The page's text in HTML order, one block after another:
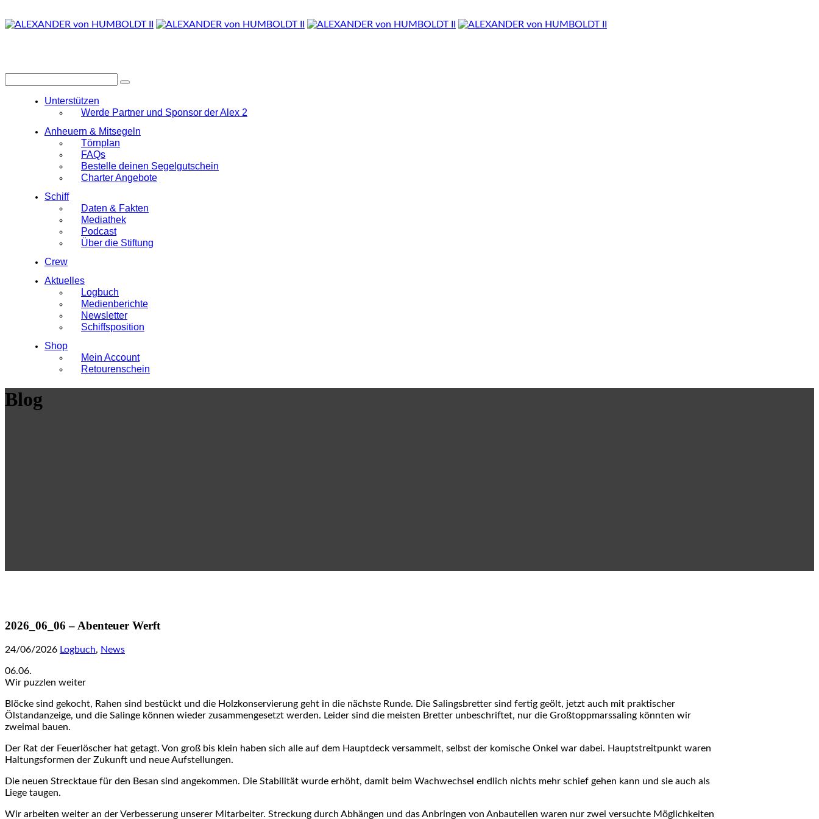
Unterstützen
Werde Partner und Sponsor der Alex 2
Anheuern & Mitsegeln
Törnplan
FAQs
Bestelle deinen Segelgutschein
Charter Angebote
Schiff
Daten & Fakten
Mediathek
Podcast
Über die Stiftung
Crew
Aktuelles
Logbuch
Medienberichte
Newsletter
Schiffsposition
Shop
Mein Account
Retourenschein
Blog
2026_06_06 – Abenteuer Werft
24/06/2026 Logbuch, News
06.06.
Wir puzzlen weiter
Blöcke sind gekocht, Rahen sind bestückt und die Holzkonservierung geht in die nächste Runde. Die Salingsbretter sind fertig geölt, jetzt auch mit praktischer
Ölstandanzeige, und die Salinge können wieder zusammengesetzt werden. Leider sind die meisten Bretter unbeschriftet, nur die Großtoppmarssaling könnten wir
zweimal bauen.
Der Rat der Feuerlöscher hat getagt. Von groß bis klein haben sich alle auf dem Hauptdeck versammelt, selbst der komische Onkel war dabei. Hauptstreitpunkt waren
Haltungsformen der Zukunft und neue Aufstellungen.
Die neuen Strecktaue für den Besan sind angekommen. Die Stabilität wurde erhöht, damit beim Wachwechsel endlich nichts mehr schief gehen kann und sie auch als
Liege taugen.
Wir arbeiten weiter an der Verbesserung unserer Mitarbeiter. Streckung durch Abhängen und das Anbringen von Anbauteilen waren nur zwei versuchte Möglichkeiten